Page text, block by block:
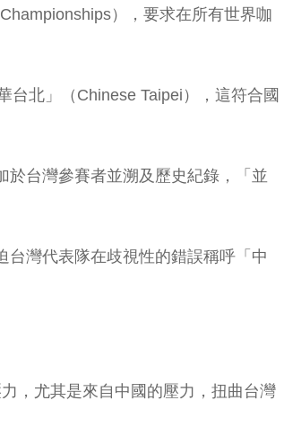
），要求在所有世界咖
北」（Chinese Taipei），這符合國
於台灣參賽者並溯及歷史紀錄，「並
灣代表隊在歧視性的錯誤稱呼「中
，尤其是來自中國的壓力，扭曲台灣